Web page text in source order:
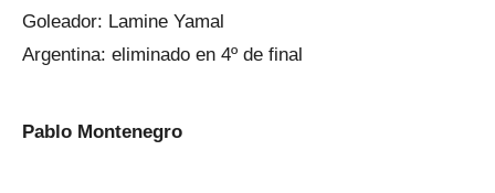
Goleador: Lamine Yamal
Argentina: eliminado en 4º de final
Pablo Montenegro